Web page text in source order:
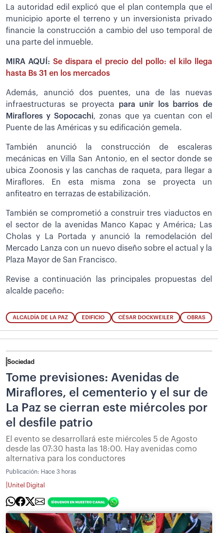
La autoridad edil explicó que el plan contempla que el
municipio aporte el terreno y un inversionista privado
financie la construcción a cambio del uso temporal de
una parte del inmueble.
MIRA AQUÍ:Se dispara el precio del pollo: el kilo llega
hasta Bs 31 en los mercados
Además, anunció dos puentes, una de las nuevas
infraestructuras se proyecta para unir los barrios de
Miraflores y Sopocachi, zonas que ya cuentan con el
Puente de las Américas y su edificación gemela.
También anunció la construcción de escaleras
mecánicas en Villa San Antonio, en el sector donde se
ubica Zoonosis y las canchas de raqueta, para llegar a
Miraflores. En esta misma zona se proyecta un
anfiteatro en terrazas de estabilización.
También se comprometió a construir tres viaductos en
el sector de la avenidas Manco Kapac y América; Las
Cholas y La Portada y anunció la remodelación del
Mercado Lanza con un nuevo diseño sobre el actual y la
Plaza Mayor de San Francisco.
Revise a continuación las principales propuestas del
alcalde paceño:
ALCALDÍA DE LA PAZ EDIFICIO CÉSAR DOCKWEILER OBRAS
Sociedad
Tome previsiones: Avenidas de
Miraflores, el cementerio y el sur de
La Paz se cierran este miércoles por
el desfile patrio
El evento se desarrollará este miércoles 5 de Agosto
desde las 07:30 hasta las 18:00. Hay avenidas como
alternativa para los conductores
Publicación: Hace 3 horas
Unitel Digital